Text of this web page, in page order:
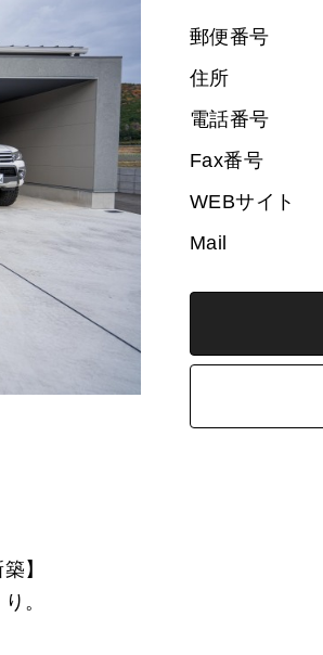
郵便番号
住所
電話番号
Fax番号
WEBサイト
Mail
】
。